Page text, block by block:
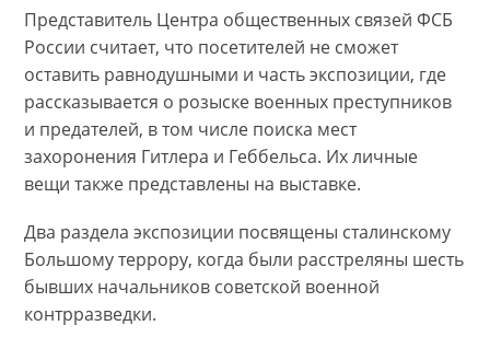
Представитель Центра общественных связей ФСБ
России считает, что посетителей не сможет
оставить равнодушными и часть экспозиции, где
рассказывается о розыске военных преступников
и предателей, в том числе поиска мест
захоронения Гитлера и Геббельса. Их личные
вещи также представлены на выставке.
Два раздела экспозиции посвящены сталинскому
Большому террору, когда были расстреляны шесть
бывших начальников советской военной
контрразведки.